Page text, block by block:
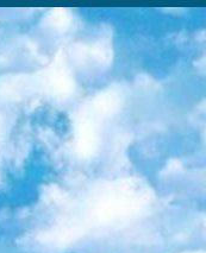
и геномика», «Культура средневековой Скандинавии» и Cinema Studies о теории кино. Каждая подборка лекций — логически связанная история, рассказанная экспертом от первого лица. Кроме того, на сайте появляются научно-образовательные статьи и тесты на разные темы. 7. «Newочём» Команда проекта «Newочём» отбирает самые интересные тексты из англоязычных СМИ и переводит те из них, за которые голосуют участники сообщества «ВКонтакте». По большей части это научно-популярные статьи. Редакторы придумывают лишь заголовки, в остальном содержание переводов соответствует оригиналам. Полные тексты можно читать прямо в социальной сети. 8. InternetUrok Онлайн-база материалов по основным дисциплинам школьной программы. Информация на сайте структурирована по классам, предметам и темам (урокам). Каждый урок состоит из видеолекций и конспектов. Есть также интерактивные тренажёры и тесты для закрепления пройденного материала. Даже если вы давно окончили школу, возможность повторить программу старших классов всегда может пригодиться. 9. Edutainme Ещё один ресурс об образовании. В отличие от Newtonew, как мне кажется, Edutainme больше ориентируется на представителей индустрии: педагогов, предпринимателей, разработчиков образовательных проектов. Но и любой, кто просто стремится к саморазвитию, найдёт на сайте много полезного и интересного для себя. Например, информацию о новых курсах и образовательных сервисах. 10. Newtonew Онлайн-медиа об образовании и обучении в широком смысле. Авторы Newtonew пишут об инструментах, заведениях, тактиках и стратегиях, которые помогают учить других и получать новые знания самостоятельно. На этой площадке вы найдёте новости, обзоры, аналитические мат